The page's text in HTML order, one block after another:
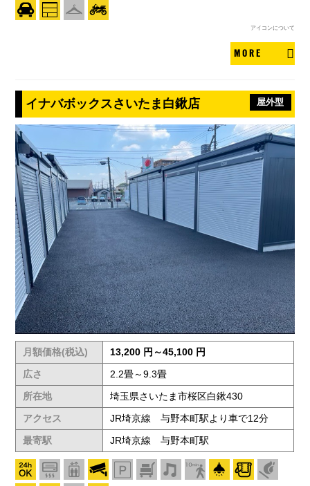
アイコンについて
MORE
イナバボックスさいたま白鍬店 屋外型
月額価格(税込)
13,200 円～45,100 円
広さ
2.2畳～9.3畳
所在地
埼玉県さいたま市桜区白鍬430
アクセス
JR埼京線 与野本町駅より車で12分
最寄駅
JR埼京線 与野本町駅